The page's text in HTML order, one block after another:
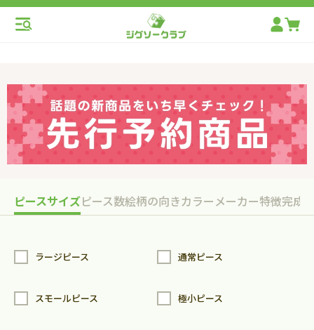
ピースサイズピース数絵柄の向きカラーメーカー特徴完成
ラージピース 通常ピース
スモールピース 極小ピース